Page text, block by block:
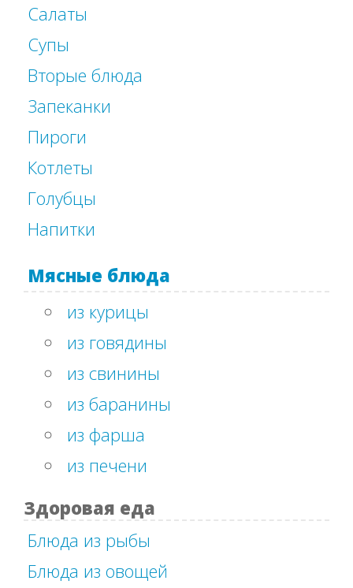
Салаты
Супы
Вторые блюда
Запеканки
Пироги
Котлеты
Голубцы
Напитки
Мясные блюда
из курицы
из говядины
из свинины
из баранины
из фарша
из печени
Здоровая еда
Блюда из рыбы
Блюда из овощей